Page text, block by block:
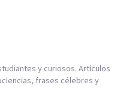
y curiosos. Artículos
frases célebres y